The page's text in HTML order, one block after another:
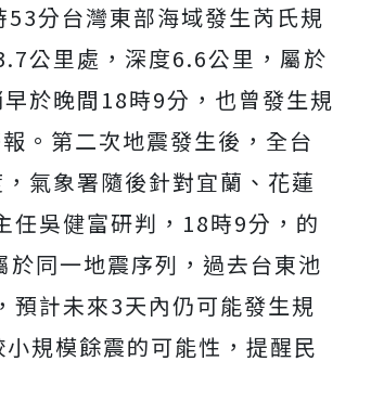
分台灣東部海域發生芮氏規
公里處，深度6.6公里，屬於
於晚間18時9分，也曾發生規
。第二次地震發生後，全台
氣象署隨後針對宜蘭、花蓮
任吳健富研判，18時9分，的
同一地震序列，過去台東池
預計未來3天內仍可能發生規
規模餘震的可能性，提醒民